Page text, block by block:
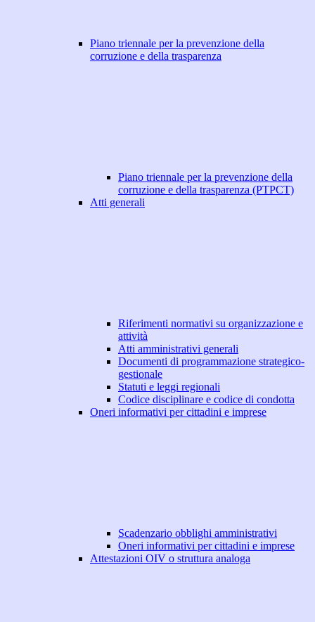
Piano triennale per la prevenzione della
corruzione e della trasparenza
Piano triennale per la prevenzione della
corruzione e della trasparenza (PTPCT)
Atti generali
Riferimenti normativi su organizzazione e
attività
Atti amministrativi generali
Documenti di programmazione strategico-
gestionale
Statuti e leggi regionali
Codice disciplinare e codice di condotta
Oneri informativi per cittadini e imprese
Scadenzario obblighi amministrativi
Oneri informativi per cittadini e imprese
Attestazioni OIV o struttura analoga